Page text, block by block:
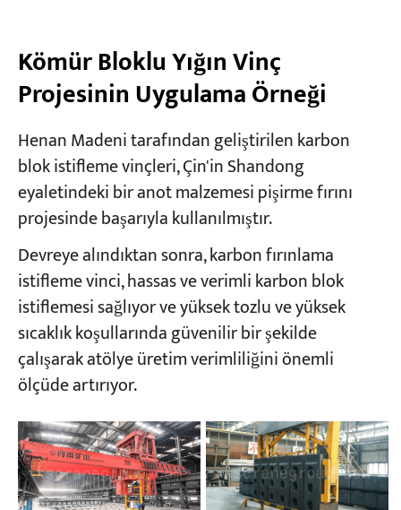
Kömür Bloklu Yığın Vinç
Projesinin Uygulama Örneği
Henan Madeni tarafından geliştirilen karbon
blok istifleme vinçleri, Çin'in Shandong
eyaletindeki bir anot malzemesi pişirme fırını
projesinde başarıyla kullanılmıştır.
Devreye alındıktan sonra, karbon fırınlama
istifleme vinci, hassas ve verimli karbon blok
istiflemesi sağlıyor ve yüksek tozlu ve yüksek
sıcaklık koşullarında güvenilir bir şekilde
çalışarak atölye üretim verimliliğini önemli
ölçüde artırıyor.